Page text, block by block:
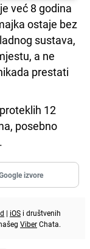
već 8 godina
ostaje bez
sustava,
a ne
prestati
12
posebno
izvore
| iOS i društvenih
ViberChata.